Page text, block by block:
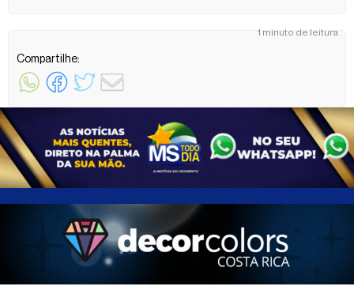
1 minuto de leitura
Compartilhe: